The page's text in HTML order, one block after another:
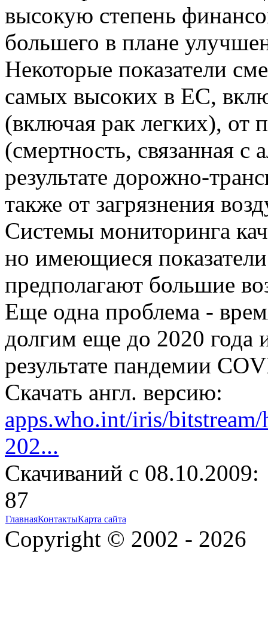
высокую степень
большего в плане
Некоторые показатели
самых высоких в ЕС,
(включая рак легких), от
(смертность, связанная с
результате дорожно-
также от загрязнения
Системы мониторинга
но имеющиеся
предполагают большие
Еще одна проблема -
долгим еще до 2020 года
результате пандемии
Скачать англ. версию:
apps.who.int/iris/
202...
Cкачиваний с 08.10.2009:
87
ГлавнаяКонтактыКарта сайта
Copyright © 2002 - 2026